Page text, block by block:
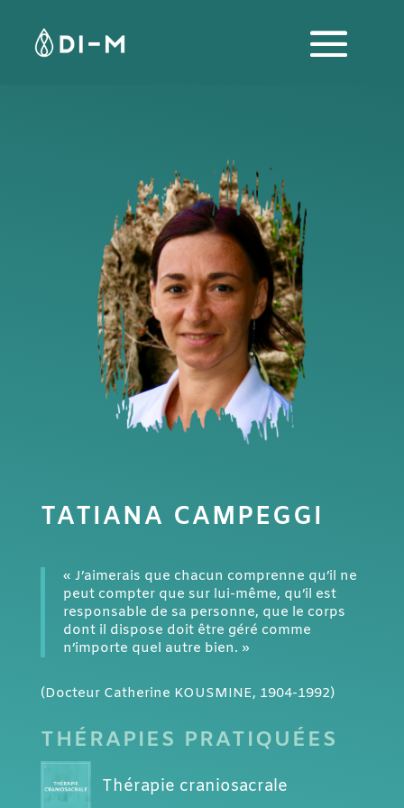
TATIANA CAMPEGGI
« J’aimerais que chacun comprenne qu’il ne
peut compter que sur lui-même, qu’il est
responsable de sa personne, que le corps
dont il dispose doit être géré comme
n’importe quel autre bien. »
(Docteur Catherine KOUSMINE, 1904-1992)
THÉRAPIES PRATIQUÉES
Thérapie craniosacrale